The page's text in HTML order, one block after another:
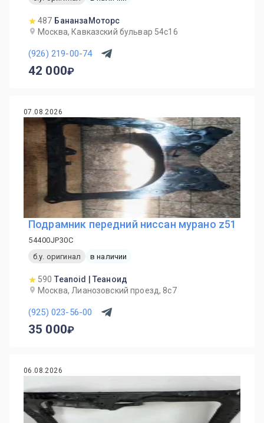
487 БананзаМоторс
Москва, Кавказский бульвар 54с16
(926) 219-00-74
42 000
07.08.2026
Подрамник передний ниссан мурано z51
54400JP30C
б.у. оригинал
в наличии
590 Teanoid | Теаноид
Москва, Лианозовский проезд, 8с7
(925) 023-56-00
35 000
06.08.2026